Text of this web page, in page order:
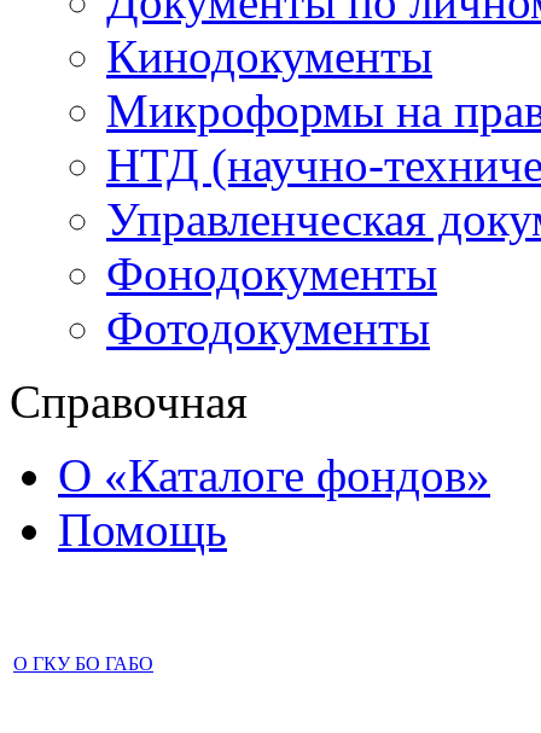
Кинодокументы
Микроформы на
НТД (научно-
Управленческая
Фонодокументы
Фотодокументы
Справочная
О «Каталоге фондов»
Помощь
О ГКУ БО ГАБО